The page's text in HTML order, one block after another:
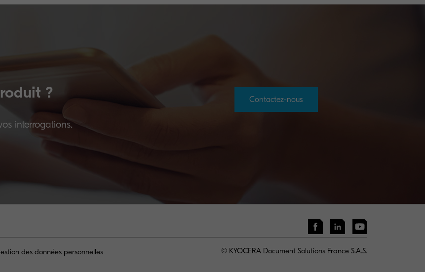
?
interrogations.
Contactez-nous
des données personnelles © KYOCERA Document Solutions France S.A.S.